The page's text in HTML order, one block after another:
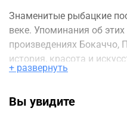
Знаменитые рыбацкие
веке. Упоминания об
произведениях Бокаччо,
история, красота и
Чинкве-Терре, ежегодно
Вы прогуляетесь по
+ развернуть
Вы увидите